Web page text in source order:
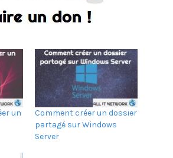
un
Comment créer un dossier
partagé sur Windows
Server